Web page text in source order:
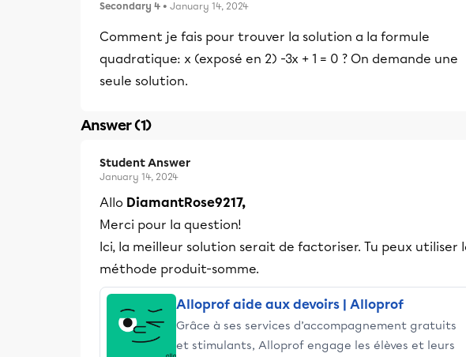
Secondary 4 • January 14, 2024
Comment je fais pour trouver la solution a la formule
quadratique: x (exposé en 2) -3x + 1 = 0 ? On demande une
seule solution.
Answer (1)
Student Answer
January 14, 2024
Allo DiamantRose9217,
Merci pour la question!
Ici, la meilleur solution serait de factoriser. Tu peux utiliser
méthode produit-somme.
Alloprof aide aux devoirs | Alloprof
Grâce à ses services d’accompagnement gratuits
et stimulants, Alloprof engage les élèves et leurs